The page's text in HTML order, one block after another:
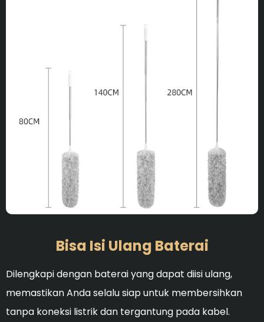
Bisa Isi Ulang Baterai
Dilengkapi dengan baterai yang dapat diisi ulang,
memastikan Anda selalu siap untuk membersihkan
tanpa koneksi listrik dan tergantung pada kabel.